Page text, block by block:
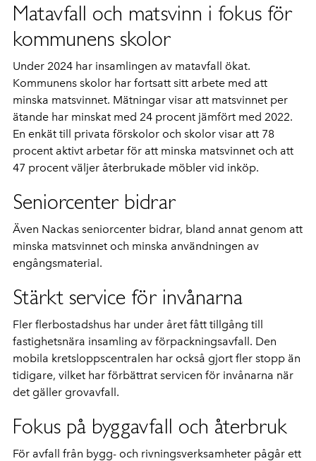
Matavfall och matsvinn i fokus för
kommunens skolor
Under 2024 har insamlingen av matavfall ökat.
Kommunens skolor har fortsatt sitt arbete med att
minska matsvinnet. Mätningar visar att matsvinnet per
ätande har minskat med 24 procent jämfört med 2022.
En enkät till privata förskolor och skolor visar att 78
procent aktivt arbetar för att minska matsvinnet och att
47 procent väljer återbrukade möbler vid inköp.
Seniorcenter bidrar
Även Nackas seniorcenter bidrar, bland annat genom att
minska matsvinnet och minska användningen av
engångsmaterial.
Stärkt service för invånarna
Fler flerbostadshus har under året fått tillgång till
fastighetsnära insamling av förpackningsavfall. Den
mobila kretsloppscentralen har också gjort fler stopp än
tidigare, vilket har förbättrat servicen för invånarna när
det gäller grovavfall.
Fokus på byggavfall och återbruk
För avfall från bygg- och rivningsverksamheter pågår ett